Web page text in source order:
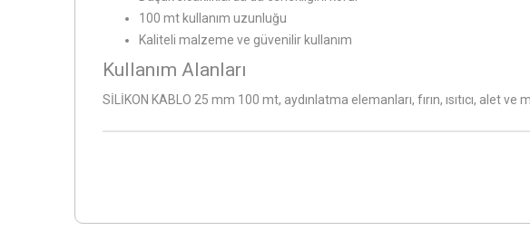
100 mt kullanım uzunluğu
Kaliteli malzeme ve güvenilir kullanım
Kullanım Alanları
SİLİKON KABLO 25 mm 100 mt, aydınlatma elemanları, fırın, ısıtıcı, alet ve